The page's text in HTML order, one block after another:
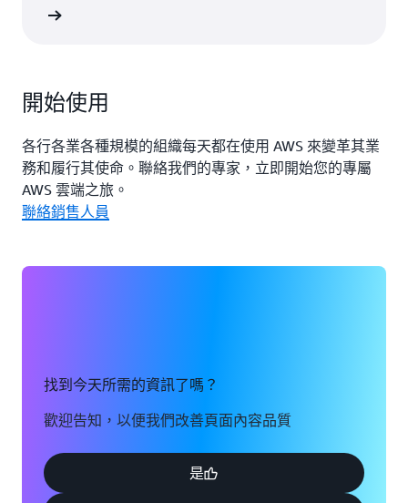
開始使用
各行各業各種規模的組織每天都在使用 AWS 來變革其業
務和履行其使命。聯絡我們的專家，立即開始您的專屬
AWS 雲端之旅。
聯絡銷售人員
找到今天所需的資訊了嗎？
歡迎告知，以便我們改善頁面內容品質
是